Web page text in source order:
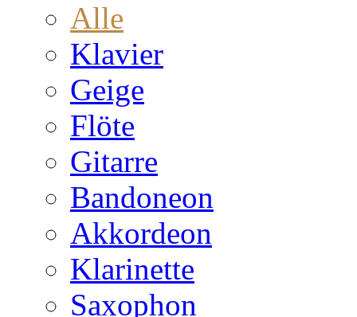
Alle
Klavier
Geige
Flöte
Gitarre
Bandoneon
Akkordeon
Klarinette
Saxophon